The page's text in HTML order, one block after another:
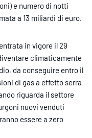
e numero di notti
a 13 miliardi di euro.
in vigore il 29
climaticamente
da conseguire entro il
di gas a effetto serra
riguarda il settore
nuovi venduti
essere a zero